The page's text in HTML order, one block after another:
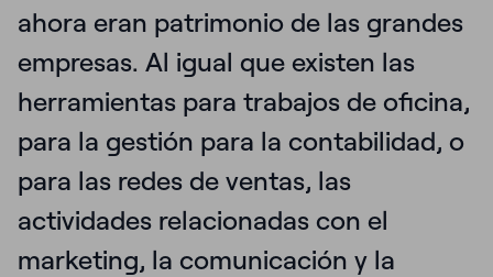
ahora eran patrimonio de las grandes
empresas. Al igual que existen las
herramientas para trabajos de oficina,
para la gestión para la contabilidad, o
para las redes de ventas, las
actividades relacionadas con el
marketing, la comunicación y la